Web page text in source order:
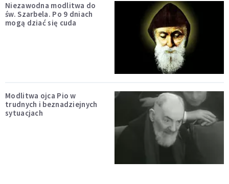
Niezawodna modlitwa do
św. Szarbela. Po 9 dniach
mogą dziać się cuda
Modlitwa ojca Pio w
trudnych i beznadziejnych
sytuacjach